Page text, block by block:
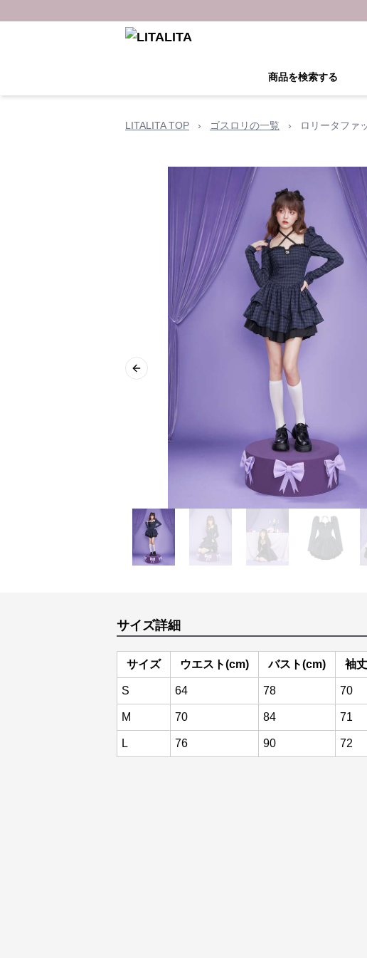
商品を検索する
LITALITA TOP › ゴスロリの一覧 › ロリータファ
Previous slide
サイズ詳細
サイズ ウエスト(cm) バスト(cm) 袖
S 64 78 70
M 70 84 71
L 76 90 72